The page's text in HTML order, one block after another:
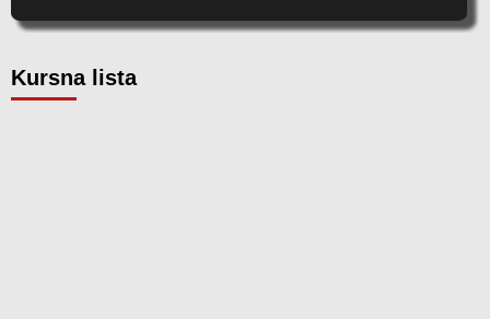
Kursna lista